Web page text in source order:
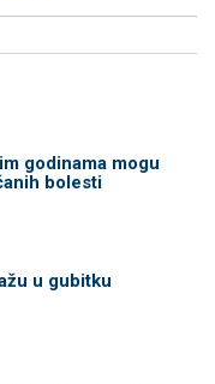
godinama mogu
bolesti
u gubitku